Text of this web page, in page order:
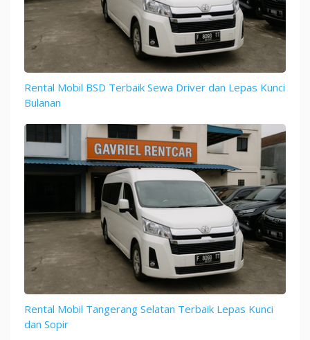
Rental Mobil BSD Terbaik Sewa Driver dan Lepas Kunci
Bulanan
Rental Mobil Tangerang Selatan Terbaik Lepas Kunci
dan Sopir